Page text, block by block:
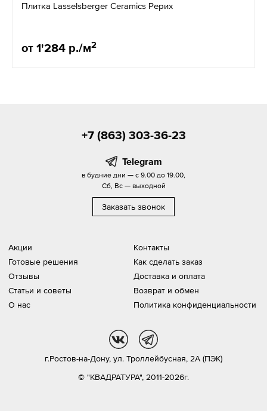
Плитка Lasselsberger Ceramics Рерих
от 1'284 р./м2
Акции
Готовые решения
Отзывы
Статьи и советы
О нас
Контакты
Как сделать заказ
Доставка и оплата
Возврат и обмен
Политика конфиденциальности
+7 (863) 303-36-23
Telegram
в будние дни — с 9.00 до 19.00,
Сб, Вс — выходной
Заказать звонок
© "КВАДРАТУРА", 2011-2026г.
г.Ростов-на-Дону, ул. Троллейбусная, 2А (ПЭК)
vk tg